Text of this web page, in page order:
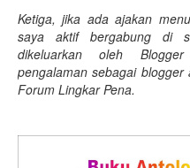
Ketiga, jika ada ajakan
saya aktif bergabung di
dikeluarkan oleh
pengalaman sebagai
Forum Lingkar Pena.